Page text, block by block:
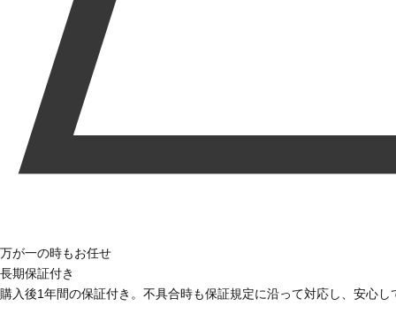
万が一の時もお任せ
長期保証付き
購入後1年間の保証付き。不具合時も保証規定に沿って対応し、安心